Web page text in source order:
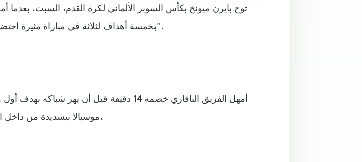
توج بايرن ميونخ بكأس السوبر الألماني لكرة القدم، السبت، بعدما
بخمسة أهداف لثلاثة في مباراة مثيرة احتضنها ملعب "ريد بول أرينا".
أمهل الفريق البافاري خصمه 14 دقيقة قبل أن يهز
موسيالا بتسديدة من داخل الجزاء استقرت بالشباك.